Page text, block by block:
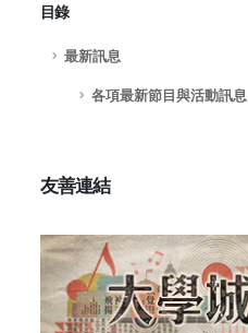
目錄
最新訊息
各項最新節目與活動訊息
友善連結